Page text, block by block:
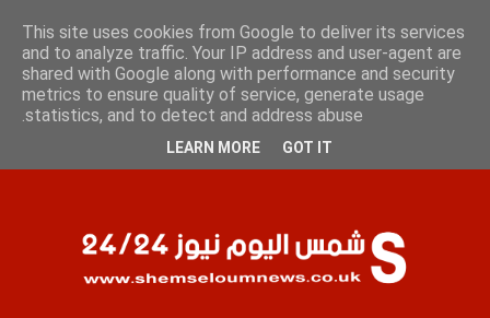
الخميس 6 أغسطس 2026
الصفحات
This site uses cookies from Google to deliver its services
and to analyze traffic. Your IP address and user-agent are
shared with Google along with performance and security
metrics to ensure quality of service, generate usage
statistics, and to detect and address abuse.
LEARN MORE GOT IT